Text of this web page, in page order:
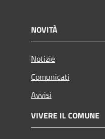
NOVITÀ
Notizie
Comunicati
Avvisi
VIVERE IL COMUNE